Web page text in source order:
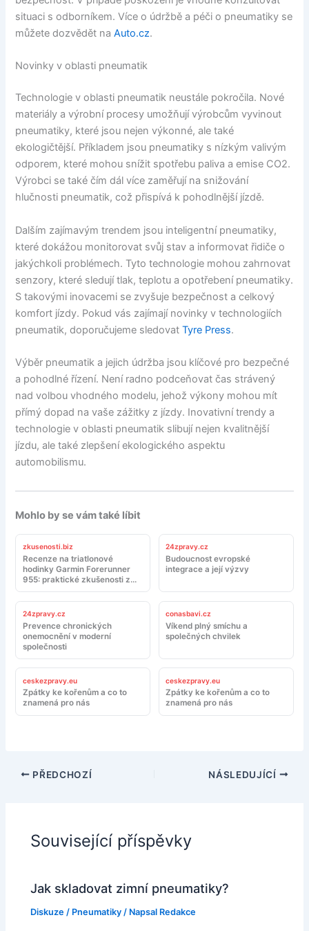
situaci s odborníkem. Více o údržbě a péči o pneumatiky se
můžete dozvědět naAuto.cz.
Novinky v oblasti pneumatik
Technologie v oblasti pneumatik neustále pokročila. Nové
materiály a výrobní procesy umožňují výrobcům vyvinout
pneumatiky, které jsou nejen výkonné, ale také
ekologičtější. Příkladem jsou pneumatiky s nízkým valivým
odporem, které mohou snížit spotřebu paliva a emise CO2.
Výrobci se také čím dál více zaměřují na snižování
hlučnosti pneumatik, což přispívá k pohodlnější jízdě.
Dalším zajímavým trendem jsou inteligentní pneumatiky,
které dokážou monitorovat svůj stav a informovat řidiče o
jakýchkoli problémech. Tyto technologie mohou zahrnovat
senzory, které sledují tlak, teplotu a opotřebení pneumatiky.
S takovými inovacemi se zvyšuje bezpečnost a celkový
komfort jízdy. Pokud vás zajímají novinky v technologiích
pneumatik, doporučujeme sledovatTyre Press.
Výběr pneumatik a jejich údržba jsou klíčové pro bezpečné
a pohodlné řízení. Není radno podceňovat čas strávený
nad volbou vhodného modelu, jehož výkony mohou mít
přímý dopad na vaše zážitky z jízdy. Inovativní trendy a
technologie v oblasti pneumatik slibují nejen kvalitnější
jízdu, ale také zlepšení ekologického aspektu
automobilismu.
Mohlo by se vám také líbit
zkusenosti.biz
Recenze na triatlonové
hodinky Garmin Forerunner
955: praktické zkušenosti z
tréninku a závodů
24zpravy.cz
Budoucnost evropské
integrace a její výzvy
24zpravy.cz
Prevence chronických
onemocnění v moderní
společnosti
conasbavi.cz
Víkend plný smíchu a
společných chvilek
ceskezpravy.eu
Zpátky ke kořenům a co to
znamená pro nás
ceskezpravy.eu
Zpátky ke kořenům a co to
znamená pro nás
PŘEDCHOZÍ NÁSLEDUJÍCÍ
Související příspěvky
Jak skladovat zimní pneumatiky?
Diskuze / Pneumatiky / Napsal Redakce